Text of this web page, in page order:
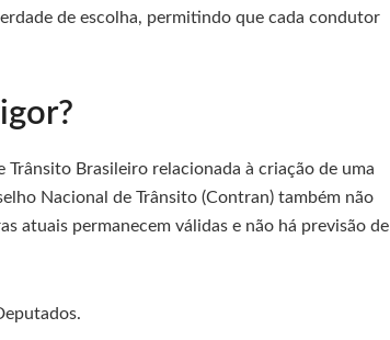
de escolha, permitindo que cada condutor
Brasileiro relacionada à criação de uma
Nacional de Trânsito (Contran) também não
atuais permanecem válidas e não há previsão de